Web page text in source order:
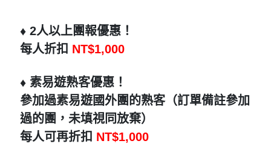
♦️ 2人以上團報優惠！
每人折扣 NT$1,000
♦️ 素易遊熟客優惠！
參加過素易遊國外團的熟客（訂單備註參加
過的團，未填視同放棄）
每人可再折扣 NT$1,000